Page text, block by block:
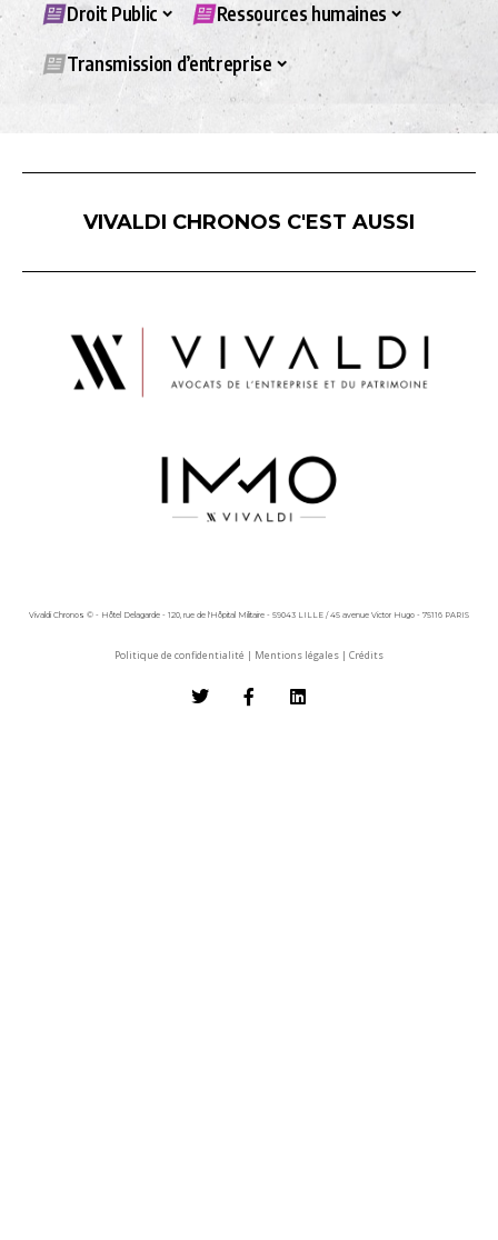
Droit Public Ressources humaines
Transmission d’entreprise
VIVALDI CHRONOS C'EST AUSSI
Vivaldi Chronos © - Hôtel Delagarde - 120, rue de l'Hôpital Militaire - 59043 LILLE / 45 avenue Victor Hugo - 75116 PARIS
Politique de confidentialité | Mentions légales | Crédits